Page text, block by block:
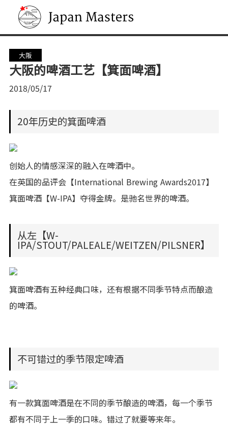
Japan Masters
大阪
大阪的啤酒工艺【箕面啤酒】
2018/05/17
20年历史的箕面啤酒
创始人的情感深深的融入在啤酒中。
在英国的品评会【International Brewing Awards2017】
箕面啤酒【W-IPA】夺得金牌。是驰名世界的啤酒。
从左【W-
IPA/STOUT/PALEALE/WEITZEN/PILSNER】
箕面啤酒有五种经典口味，还有根据不同季节特点而酿造
的啤酒。
不可错过的季节限定啤酒
有一款箕面啤酒是在不同的季节酿造的啤酒，每一个季节
都有不同于上一季的口味。错过了就要等来年。